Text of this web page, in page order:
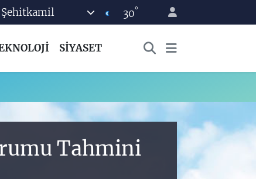
Şehitkamil 30°
SİYASET
Tahmini